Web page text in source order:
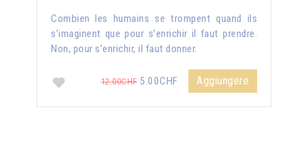
Combien les humains se trompent quand ils
s’imaginent que pour s’enrichir il faut prendre.
Non, pour s’enrichir, il faut donner.
12.00CHF5.00CHF Aggiungere